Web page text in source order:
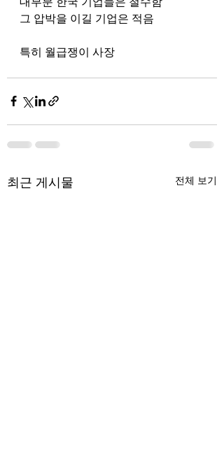
그 압박을 이길 기업은 적음
특히 월급쟁이 사장
최근 게시물 전체 보기